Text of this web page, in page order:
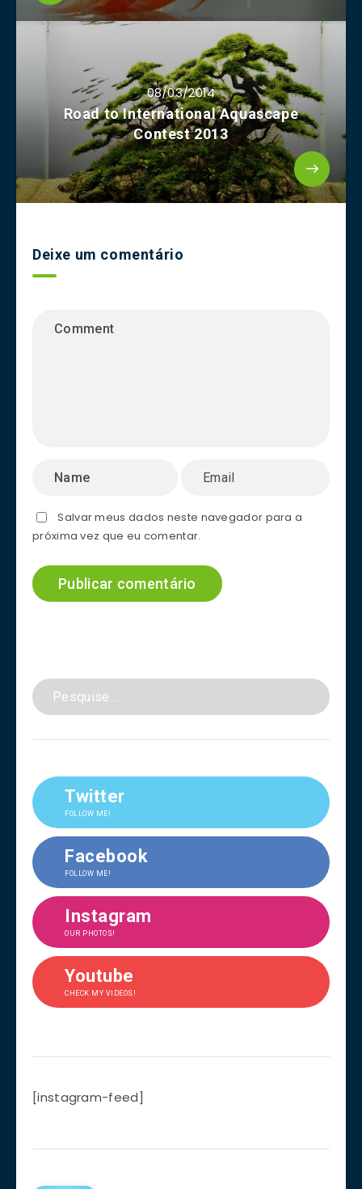
08/03/2014
Road to International Aquascape
Contest 2013
Deixe um comentário
Salvar meus dados neste navegador para a
próxima vez que eu comentar.
Twitter
FOLLOW ME!
Facebook
FOLLOW ME!
Instagram
OUR PHOTOS!
Youtube
CHECK MY VIDEOS!
[instagram-feed]